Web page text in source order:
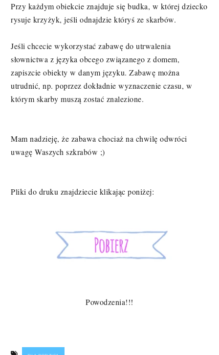
Przy każdym obiekcie znajduje się budka, w której dziecko
rysuje krzyżyk, jeśli odnajdzie któryś ze skarbów.
Jeśli chcecie wykorzystać zabawę do utrwalenia
słownictwa z języka obcego związanego z domem,
zapiszcie obiekty w danym języku. Zabawę można
utrudnić, np. poprzez dokładnie wyznaczenie czasu, w
którym skarby muszą zostać znalezione.
Mam nadzieję, że zabawa chociaż na chwilę odwróci
uwagę Waszych szkrabów ;)
Pliki do druku znajdziecie klikając poniżej:
Powodzenia!!!